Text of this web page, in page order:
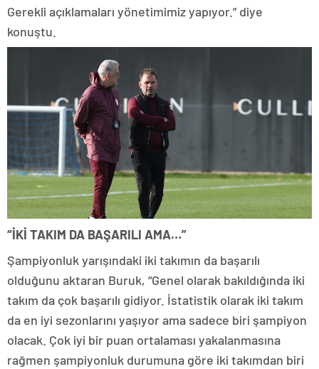
Gerekli açıklamaları yönetimimiz yapıyor.” diye
konuştu.
“İKİ TAKIM DA BAŞARILI AMA…”
Şampiyonluk yarışındaki iki takımın da başarılı
olduğunu aktaran Buruk, “Genel olarak bakıldığında iki
takım da çok başarılı gidiyor. İstatistik olarak iki takım
da en iyi sezonlarını yaşıyor ama sadece biri şampiyon
olacak. Çok iyi bir puan ortalaması yakalanmasına
rağmen şampiyonluk durumuna göre iki takımdan biri